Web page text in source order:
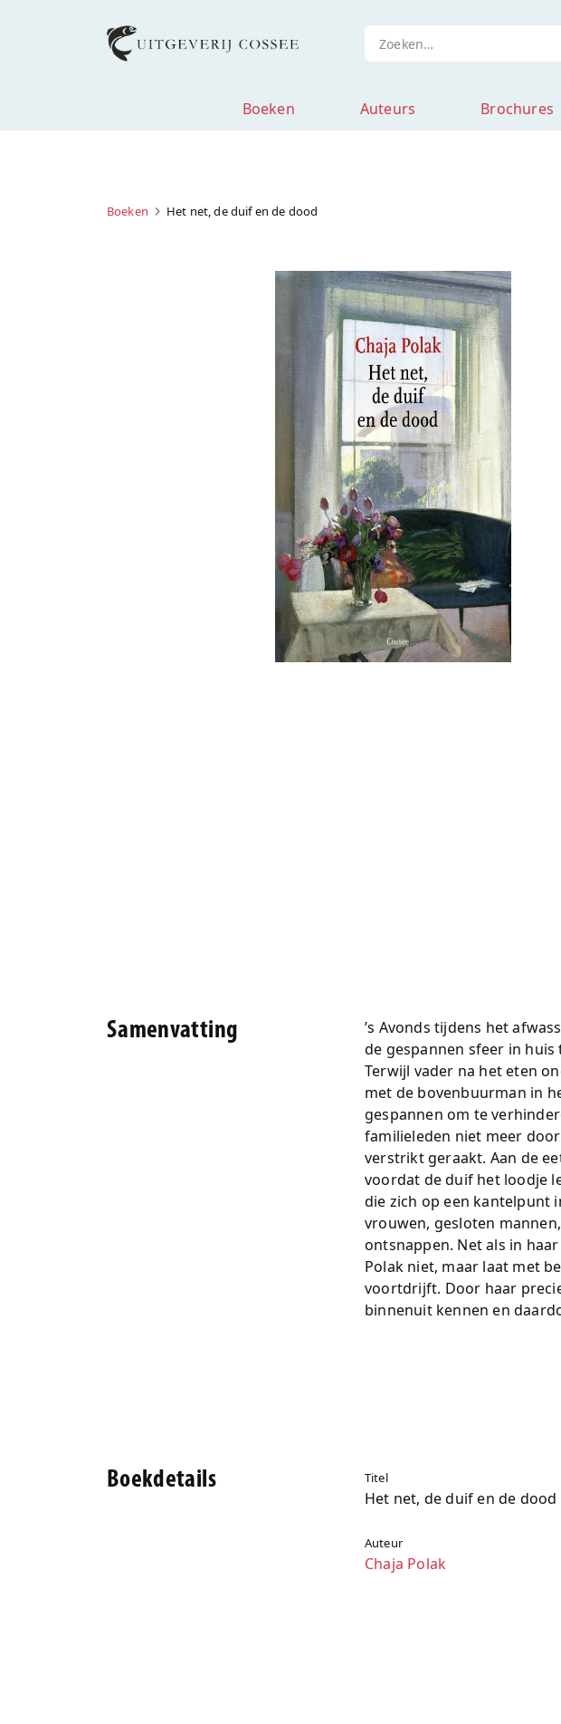
Boeken Auteurs Brochures
Boeken Het net, de duif en de dood
Samenvatting
’s Avonds tijdens het
de gespannen sfeer in
Terwijl vader na het eten
met de bovenbuurman in
gespannen om te
familieleden niet meer
verstrikt geraakt. Aan de
voordat de duif het loodje
die zich op een kantelpunt
vrouwen, gesloten
ontsnappen. Net als in
Polak niet, maar laat met
voortdrijft. Door haar
binnenuit kennen en
Boekdetails Titel
Het net, de duif en de dood
Auteur
Chaja Polak